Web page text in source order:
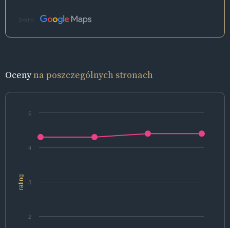
Źródło:
Ocenyna poszczególnych stronach
rating
2
3
4
5